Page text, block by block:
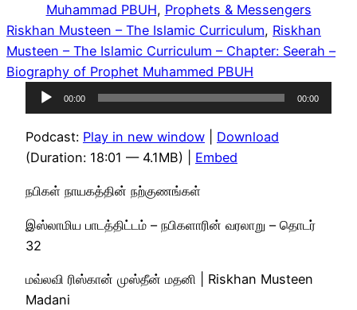
Muhammad PBUH, Prophets & Messengers
Riskhan Musteen – The Islamic Curriculum, Riskhan
Musteen – The Islamic Curriculum – Chapter: Seerah –
Biography of Prophet Muhammed PBUH
Audio
Player
00:00 00:00
Podcast: Play in new window
Download
(Duration: 18:01 — 4.1MB) | Embed
நபிகள் நாயகத்தின் நற்குணங்கள்
இஸ்லாமிய பாடத்திட்டம் – நபிகளாரின் வரலாறு – தொடர்
32
மவ்லவி ரிஸ்கான் முஸ்தீன் மதனி | Riskhan Musteen
Madani